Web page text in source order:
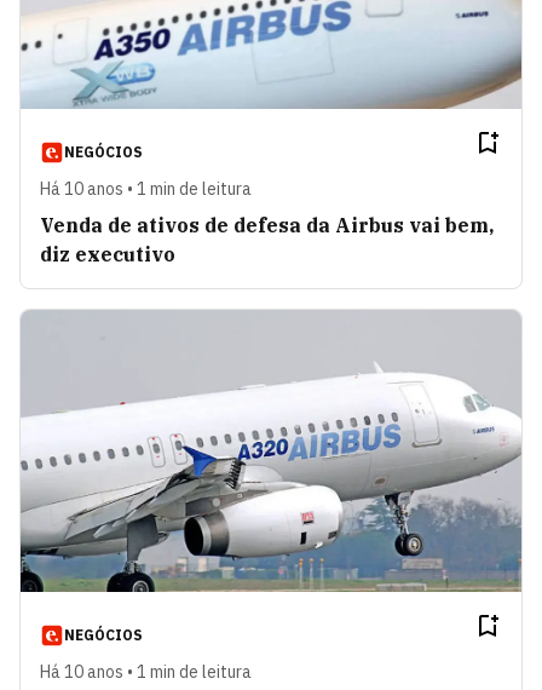
NEGÓCIOS
Há 10 anos • 1 min de leitura
Venda de ativos de defesa da Airbus vai bem,
diz executivo
NEGÓCIOS
Há 10 anos • 1 min de leitura